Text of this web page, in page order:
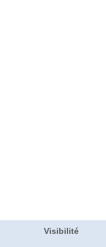
Visibilité